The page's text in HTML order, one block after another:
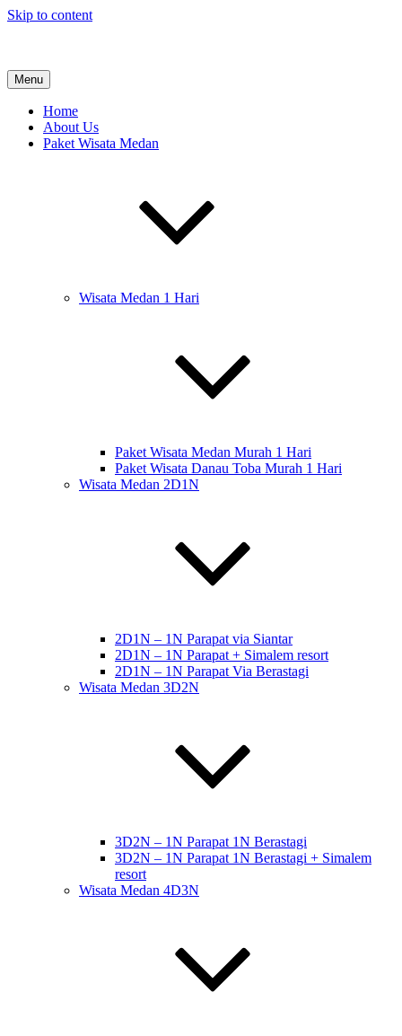
Skip to content
Tour Medan
Paket Wisata Medan & Danau Toba
Menu
Home
About Us
Paket Wisata Medan
Wisata Medan 1 Hari
Paket Wisata Medan Murah 1 Hari
Paket Wisata Danau Toba Murah 1 Hari
Wisata Medan 2D1N
2D1N – 1N Parapat via Siantar
2D1N – 1N Parapat + Simalem resort
2D1N – 1N Parapat Via Berastagi
Wisata Medan 3D2N
3D2N – 1N Parapat 1N Berastagi
3D2N – 1N Parapat 1N Berastagi + Simalem
resort
Wisata Medan 4D3N